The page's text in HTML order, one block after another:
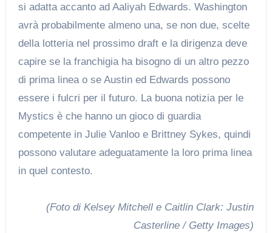
si adatta accanto ad Aaliyah Edwards. Washington
avrà probabilmente almeno una, se non due, scelte
della lotteria nel prossimo draft e la dirigenza deve
capire se la franchigia ha bisogno di un altro pezzo
di prima linea o se Austin ed Edwards possono
essere i fulcri per il futuro. La buona notizia per le
Mystics è che hanno un gioco di guardia
competente in Julie Vanloo e Brittney Sykes, quindi
possono valutare adeguatamente la loro prima linea
in quel contesto.
(Foto di Kelsey Mitchell e Caitlin Clark: Justin
Casterline / Getty Images)